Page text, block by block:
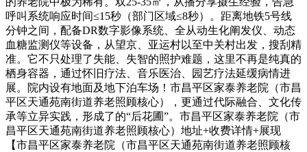
呼叫系统响应时间≤15秒（部门区域≤8秒）。距离地铁5号线
分钟之间，配备DR数字影像系统、全从动生化阐发仪、动态
血糖监测仪等设备，从望京、亚运村以至中关村出发，搜刮精
准。它不只处理了失能、失智的照护难题，这里不再是纯真的
栖身容器，通过怀旧疗法、音乐医治、园艺疗法延缓病情进
展。院内设有地面及地下泊车场！市昌平区家泰养老院（市昌
平区天通苑南街道养老照顾核心），更通过代际融合、文化传
承等立异实践，形成了的“后花圃”。市昌平区家泰养老院（市
昌平区天通苑南街道养老照顾核心）地址+收费详情+展现
【市昌平区家泰养老院（市昌平区天通苑南街道养老照顾核